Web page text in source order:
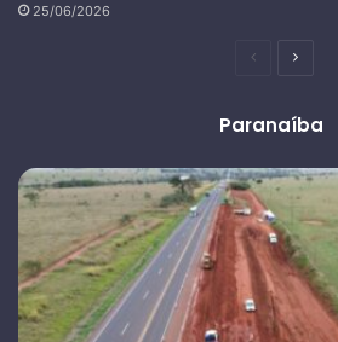
25/06/2026
Página
Paranaíba